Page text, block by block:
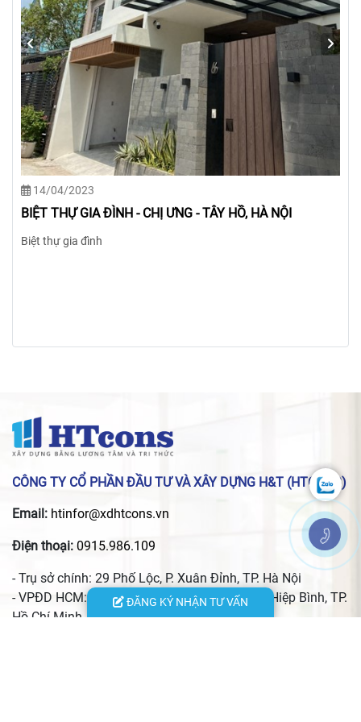
CÔNG TY CỔ PHẦN ĐẦU TƯ VÀ XÂY DỰNG H&T (HTCONS)
Email: htinfor@xdhtcons.vn
Điện thoại: 0915.986.109
- Trụ sở chính: 29 Phố Lộc, P. Xuân Đỉnh, TP. Hà Nội
- VPĐD HCM: 24 đường 13, KĐT Vạn Phúc, P. Hiệp Bình, TP.
Hồ Chí Minh
ĐĂNG KÝ NHẬN TƯ VẤN